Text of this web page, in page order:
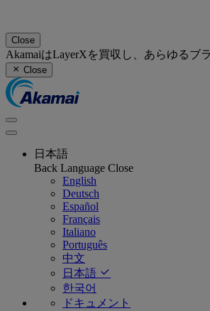
Close
AkamaiはLayerXを買収し、あらゆる
Close
日本語
Back Language Close
English
Deutsch
Español
Français
Italiano
Português
中文
日本語
한국어
ドキュメント